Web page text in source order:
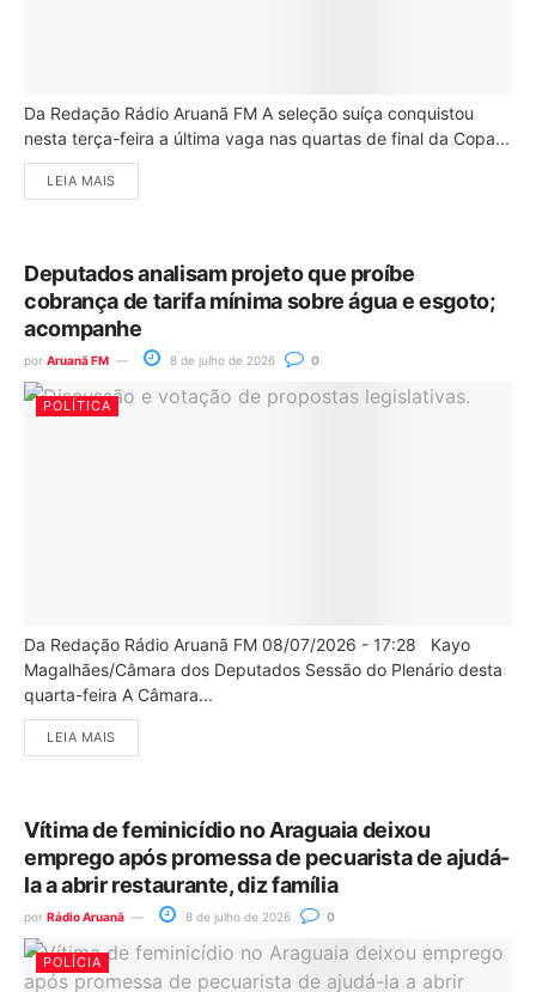
Da Redação Rádio Aruanã FM A seleção suíça conquistou
nesta terça-feira a última vaga nas quartas de final da Copa...
LEIA MAIS
Deputados analisam projeto que proíbe
cobrança de tarifa mínima sobre água e esgoto;
acompanhe
por Aruanã FM 8 de julho de 2026 0
POLÍTICA
Da Redação Rádio Aruanã FM 08/07/2026 - 17:28 Kayo
Magalhães/Câmara dos Deputados Sessão do Plenário desta
quarta-feira A Câmara...
LEIA MAIS
Vítima de feminicídio no Araguaia deixou
emprego após promessa de pecuarista de ajudá-
la a abrir restaurante, diz família
por Rádio Aruanã 8 de julho de 2026 0
POLÍCIA